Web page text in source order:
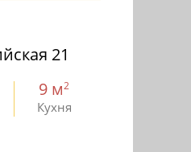
21
9 м2
Кухня